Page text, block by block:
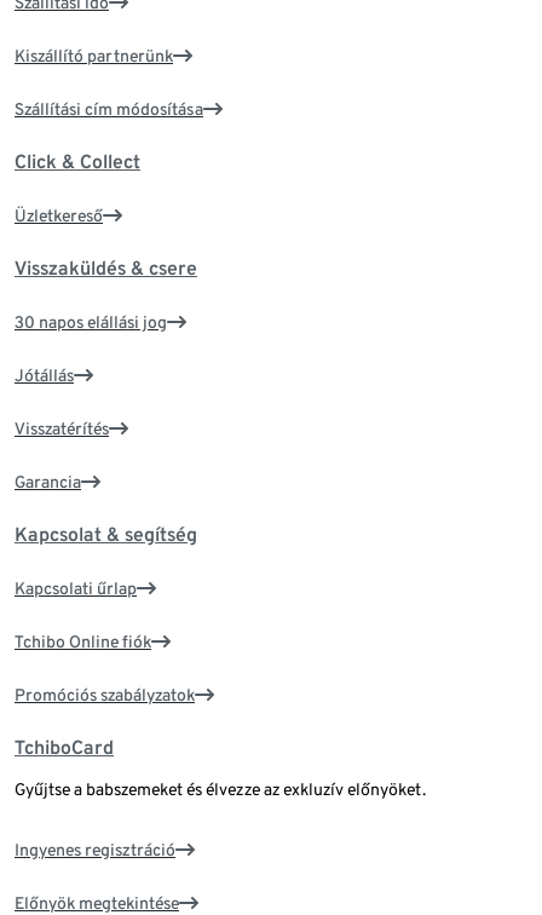
Kiszállító partnerünk
Szállítási cím módosítása
Click & Collect
Üzletkereső
Visszaküldés & csere
30 napos elállási jog
Jótállás
Visszatérítés
Garancia
Kapcsolat & segítség
Kapcsolati űrlap
Tchibo Online fiók
Promóciós szabályzatok
TchiboCard
Gyűjtse a babszemeket és élvezze az exkluzív előnyöket.
Ingyenes regisztráció
Előnyök megtekintése